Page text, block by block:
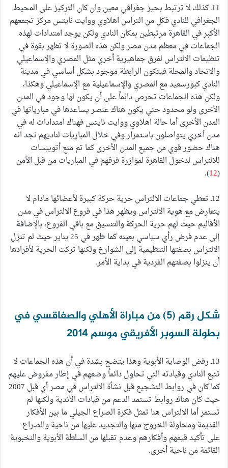
11ـ كذلك لا ترتبط بحيز جغرافي معين وان كان التركيز على المحيط
الجغرافي للنادي فكل من التراس اهلاوي ووايت نايتس مركز تجمعهم
الأكبر في القاهرة مرتبطين بمكان النادي ولكن يوجد امتدادات لهذه
الجماعات في معظم مدن مصر ولكن هذه الصورة لا تظهر بقوة في
تنظيمات الالتراس لفرق جماهيرية أخري مثل المصري والإسماعيلي
والاتحاد والمحلة فيتكون الرابطة موجود بشكل أساسي في مدينة
النادي كبورسعيد مع المصري والإسماعيلية مع الإسماعيلي وهكذا،
ولكن هذه الجماعات تحرص دائماً على أن يكون لها وجود في المدن
الأخرى ولو محدود حتي يكون هناك عنصر يساعدها في مبارياتها في
المدن الأخرى أما حالة اهلاوي ووايت نايتس فهناك امتدادات له في
مدن أخري يتواصلون باستمرار وفي خلال المباريات لناديهم نجد انه
هناك حضور قوي من جميع المدن الأخرى كما تم منع أتوبيسات
للالتراس لدخول القاهرة لمؤازرة فرقهم في المباريات من قبل الأمن
(
12
).
12ـ تعطي جماعات الالتراس حرية حركة كبيرة لأعضائها مادام لا
يتعارض مع هوية الالتراس ويظهر هذا في فروع الالتراس في مدن
الأقاليم حيث لهم حرية الحركة والتنسيق مع باقي الفروع، بالإضافة
إلى عدم فرض رأي سياسي بعينه كما ظهر في 25 يناير حيث لم تنزل
الالتراس بصفتها التنظيمية إلى الشوارع ولكنها تركت الحرية لأفرادها
أن ينزلوا بصفتهم الفردية في بداية الأمر.
شكل رقم (5) من مباراة الأهلي والصفاقسي في
بطولة السوبر الأفريقي موسم 2014
13ـ رفض الوصاية الأبوية وهذا يتضح بشدة في أن هذه الجماعات لا
تتبع النادي وقيادته التي تحاول دائماً وضعهم في إطار مفروض عليهم
كما كان في روابط التشجيع قبل نشأة الالتراس في مصر أي قبل 2007
حيث كان هناك روابط تستمد الدعم من قيادات الأندية ولكنها لم
تستمر أما الالتراس هنا تمثل فكرة الصراع الجيلي ما بين الأفكار
القديمة ومحاولة الخروج منها والتجديد عليها من ناحية والصراع
على تأكيد قيمهم وأفكارهم وعدم تقبلها من السلطة الأبوية والنخبوية
القائمة من ناحية أخرى.